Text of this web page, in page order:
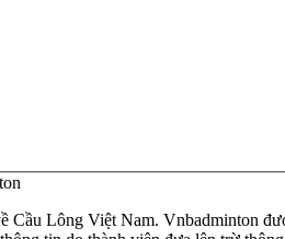
Cầu Lông Việt Nam. Vnbadminton